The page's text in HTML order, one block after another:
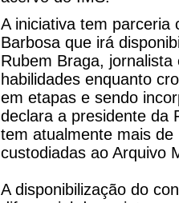
A iniciativa tem parceria
Barbosa que irá
Rubem Braga,
habilidades enquanto
em etapas e sendo
declara a presidente da
tem atualmente mais
custodiadas ao Arquivo
A disponibilização do